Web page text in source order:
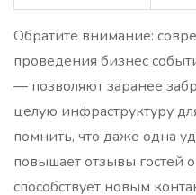
Обратите внимание:
проведения бизнес
— позволяют заранее
целую инфраструктуру
помнить, что даже одна
повышает отзывы гостей
способствует новым